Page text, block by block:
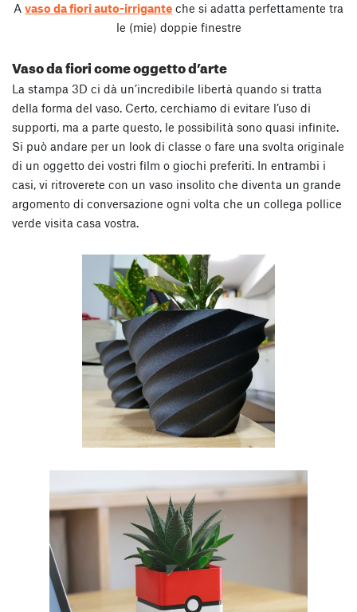
A vaso da fiori auto-irrigante che si adatta perfettamente tra
le (mie) doppie finestre
Vaso da fiori come oggetto d’arte
La stampa 3D ci dà un’incredibile libertà quando si tratta
della forma del vaso. Certo, cerchiamo di evitare l’uso di
supporti, ma a parte questo, le possibilità sono quasi infinite.
Si può andare per un look di classe o fare una svolta originale
di un oggetto dei vostri film o giochi preferiti. In entrambi i
casi, vi ritroverete con un vaso insolito che diventa un grande
argomento di conversazione ogni volta che un collega pollice
verde visita casa vostra.